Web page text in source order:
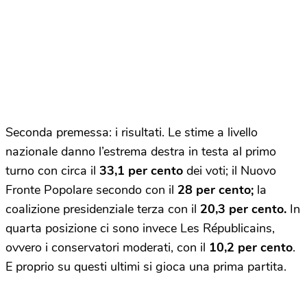
Seconda premessa: i risultati. Le stime a livello
nazionale danno l’estrema destra in testa al primo
turno con circa il 33,1 per cento dei voti; il Nuovo
Fronte Popolare secondo con il 28 per cento; la
coalizione presidenziale terza con il 20,3 per cento. In
quarta posizione ci sono invece Les Républicains,
ovvero i conservatori moderati, con il 10,2 per cento.
E proprio su questi ultimi si gioca una prima partita.